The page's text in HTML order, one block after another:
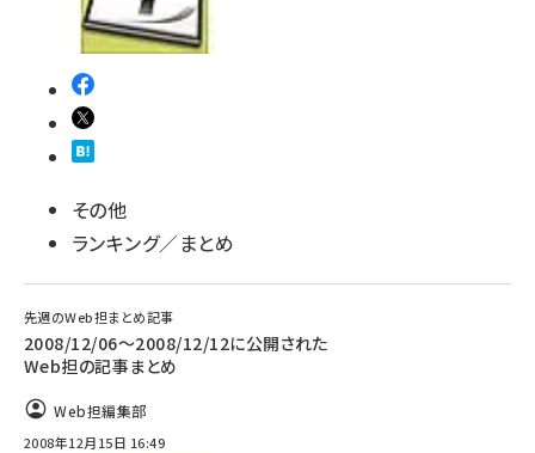
その他
ランキング／まとめ
先週のWeb担まとめ記事
2008/12/06～2008/12/12に公開された
Web担の記事まとめ
Web担編集部
2008年12月15日 16:49